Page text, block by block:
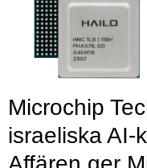
Microchip
israeliska AI-